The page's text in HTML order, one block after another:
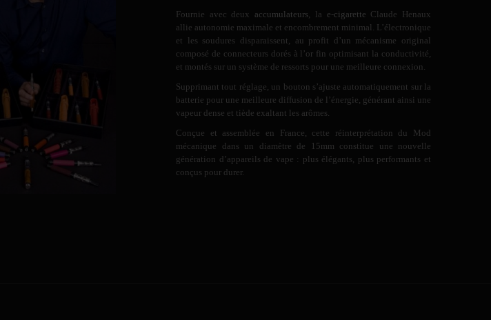
Fournie avec deux accumulateurs , la e-cigarette Claude Henaux
allie autonomie maximale et encombrement minimal. L’électronique
et les soudures disparaissent, au profit d’un mécanisme original
composé de connecteurs dorés à l’or fin optimisant la conductivité,
et montés sur un système de ressorts pour une meilleure connexion.
Supprimant tout réglage, un bouton s’ajuste automatiquement sur la
batterie pour une meilleure diffusion de l’énergie, générant ainsi une
vapeur dense et tiède exaltant les arômes.
Conçue et assemblée en France, cette réinterprétation du Mod
mécanique dans un diamètre de 15mm constitue une nouvelle
génération d’appareils de vape : plus élégants, plus performants et
conçus pour durer.